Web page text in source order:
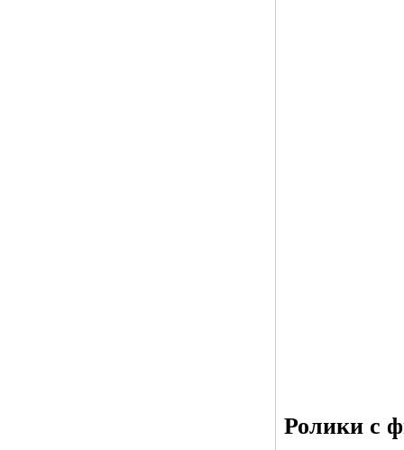
Ролики с